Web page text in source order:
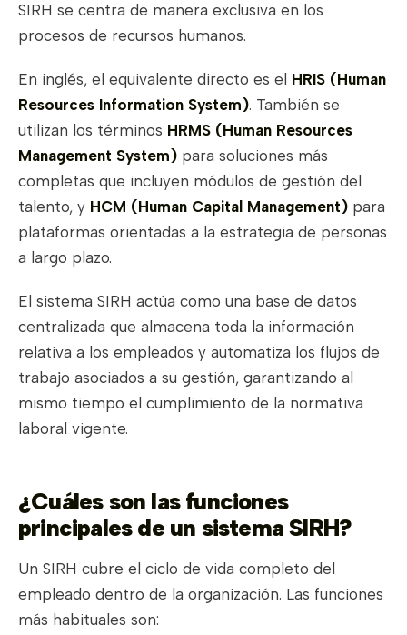
SIRH se centra de manera exclusiva en los
procesos de recursos humanos.
En inglés, el equivalente directo es el HRIS (Human
Resources Information System). También se
utilizan los términos HRMS (Human Resources
Management System) para soluciones más
completas que incluyen módulos de gestión del
talento, y HCM (Human Capital Management) para
plataformas orientadas a la estrategia de personas
a largo plazo.
El sistema SIRH actúa como una base de datos
centralizada que almacena toda la información
relativa a los empleados y automatiza los flujos de
trabajo asociados a su gestión, garantizando al
mismo tiempo el cumplimiento de la normativa
laboral vigente.
¿Cuáles son las funciones
principales de un sistema SIRH?
Un SIRH cubre el ciclo de vida completo del
empleado dentro de la organización. Las funciones
más habituales son: